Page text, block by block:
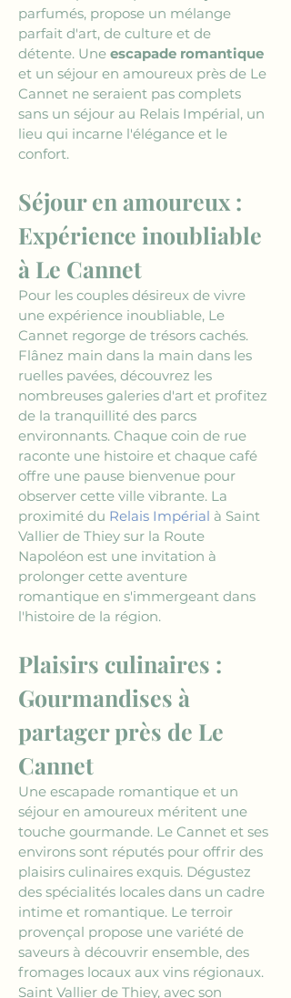
parfumés, propose un mélange
parfait d'art, de culture et de
détente. Une escapade romantique
et un séjour en amoureux près de Le
Cannet ne seraient pas complets
sans un séjour au Relais Impérial, un
lieu qui incarne l'élégance et le
confort.
Séjour en amoureux :
Expérience inoubliable
à Le Cannet
Pour les couples désireux de vivre
une expérience inoubliable, Le
Cannet regorge de trésors cachés.
Flânez main dans la main dans les
ruelles pavées, découvrez les
nombreuses galeries d'art et profitez
de la tranquillité des parcs
environnants. Chaque coin de rue
raconte une histoire et chaque café
offre une pause bienvenue pour
observer cette ville vibrante. La
proximité du Relais Impérial à Saint
Vallier de Thiey sur la Route
Napoléon est une invitation à
prolonger cette aventure
romantique en s'immergeant dans
l'histoire de la région.
Plaisirs culinaires :
Gourmandises à
partager près de Le
Cannet
Une escapade romantique et un
séjour en amoureux méritent une
touche gourmande. Le Cannet et ses
environs sont réputés pour offrir des
plaisirs culinaires exquis. Dégustez
des spécialités locales dans un cadre
intime et romantique. Le terroir
provençal propose une variété de
saveurs à découvrir ensemble, des
fromages locaux aux vins régionaux.
Saint Vallier de Thiey, avec son